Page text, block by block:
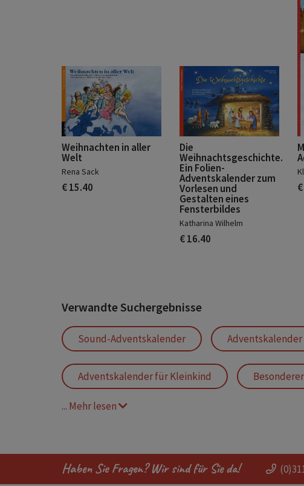
Weihnachten in aller
Welt
Rena Sack
€ 15.40
Die
Weihnachtsgeschichte.
Ein Folien-
Adventskalender zum
Vorlesen und
Gestalten eines
Fensterbildes
Katharina Wilhelm
€ 16.40
Verwandte Suchergebnisse
Sound-Adventskalender
Adventskalender für Kleinkind
... Mehr lesen
Haben Sie Fragen? Wir sind für Sie da!